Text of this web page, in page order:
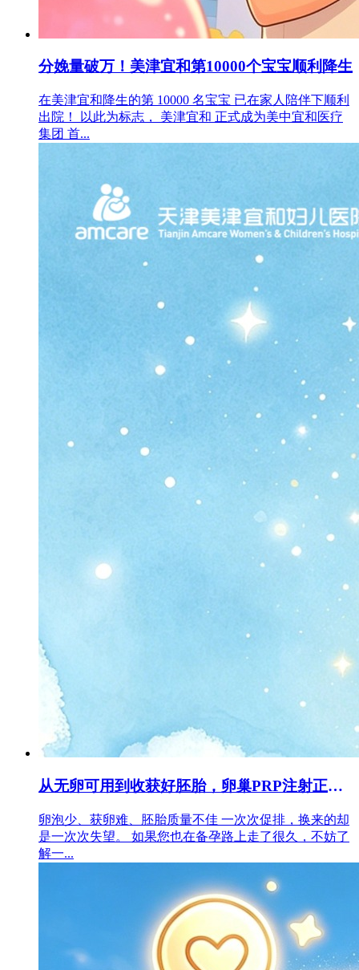
分娩量破万！美津宜和第10000个宝宝顺利降生
在美津宜和降生的第 10000 名宝宝 已在家人陪伴下顺利
出院！ 以此为标志， 美津宜和 正式成为美中宜和医疗
集团 首...
从无卵可用到收获好胚胎，卵巢PRP注射正改变试管结局...
卵泡少、获卵难、胚胎质量不佳 一次次促排，换来的却
是一次次失望。 如果您也在备孕路上走了很久，不妨了
解一...